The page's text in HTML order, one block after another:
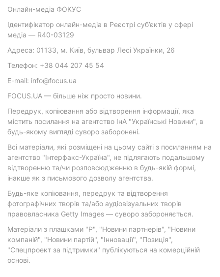
Онлайн-медіа ФОКУС
Ідентифікатор онлайн-медіа в Реєстрі суб’єктів у сфері
медіа — R40-03129
Адреса: 01133, м. Київ, бульвар Лесі Українки, 26
Телефон: +38 044 207 45 54
E-mail: info@focus.ua
FOCUS.UA — більше ніж просто новини.
Передрук, копіювання або відтворення інформації, яка
містить посилання на агентство ІнА "Українські Новини", в
будь-якому вигляді суворо заборонені.
Всі матеріали, які розміщені на цьому сайті з посиланням на
агентство "Інтерфакс-Україна", не підлягають подальшому
відтворенню та/чи розповсюдженню в будь-якій формі,
інакше як з письмового дозволу агентства.
Будь-яке копіювання, передрук та відтворення
фотографічних творів та/або аудіовізуальних творів
правовласника Getty Images — суворо забороняється.
Матеріали з плашками "Р", "Новини партнерів", "Новини
компаній", "Новини партій", "Інновації", "Позиція",
"Спецпроект за підтримки" публікуються на комерційній
основі.